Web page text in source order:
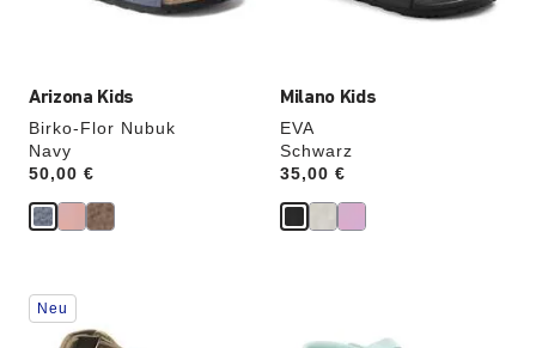
Arizona Kids
Birko-Flor Nubuk
Navy
Price:
50,00 €
aktualisiert.
Milano Kids
EVA
Schwarz
Price:
35,00 €
aktualisiert.
Durch
Anklicken
Neu